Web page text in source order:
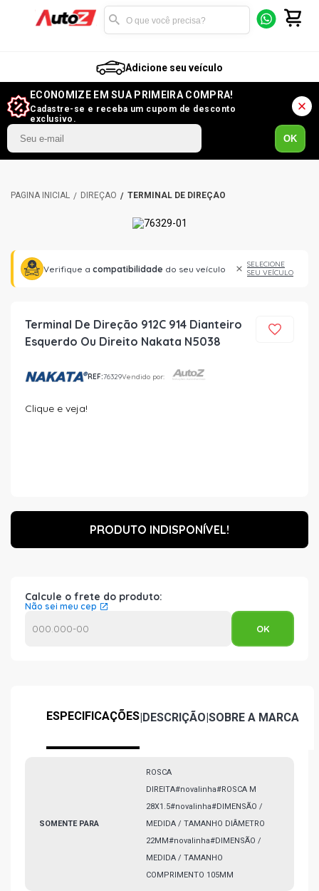
Adicione seu veículo
ECONOMIZE EM SUA PRIMEIRA COMPRA!
Cadastre-se e receba um cupom de desconto
exclusivo.
OK
DIREÇÃO TERMINAL DE DIREÇÃO
Verifique a compatibilidade do seu veículo
SELECIONE
SEU VEÍCULO
Terminal De Direção 912C 914 Dianteiro
Esquerdo Ou Direito Nakata N5038
REF:76329Vendido por:
Clique e veja!
PRODUTO INDISPONÍVEL!
Calcule o frete do produto:
Não sei meu cep
ESPECIFICAÇÕES|DESCRIÇÃO|SOBRE A MARCA
SOMENTE PARA
ROSCA
DIREITA#novalinha#ROSCA M
28X1.5#novalinha#DIMENSÃO /
MEDIDA / TAMANHO DIÂMETRO
22MM#novalinha#DIMENSÃO /
MEDIDA / TAMANHO
COMPRIMENTO 105MM